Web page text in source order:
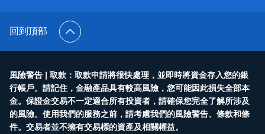
回到頂部
風險警告 | 取款：取款申請將很快處理，並即時將資金存入您的銀
行帳戶。請記住，金融產品具有較高風險，您可能因此損失全部本
金。保證金交易不一定適合所有投資者，請確保您完全了解所涉及
的風險。使用我們的服務之前，請考慮我們的風險警告、條款和條
件。交易者並不擁有交易標的資產及相關權益。